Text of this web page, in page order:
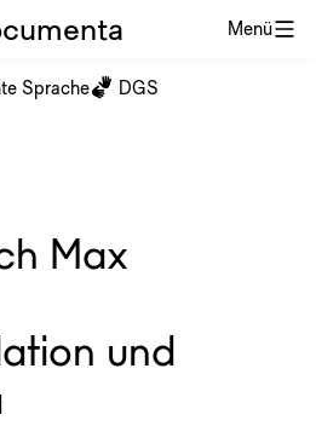
Menü
Sprache DGS
Max
und